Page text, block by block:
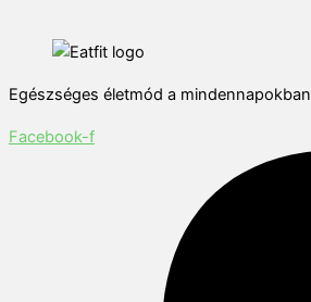
Egészséges életmód a mindennapokban
Facebook-f